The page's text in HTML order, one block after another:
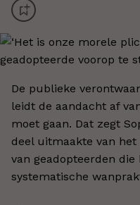
De publieke
leidt de aandacht af
moet gaan. Dat zegt
deel uitmaakte van het
van geadopteerden
systematische